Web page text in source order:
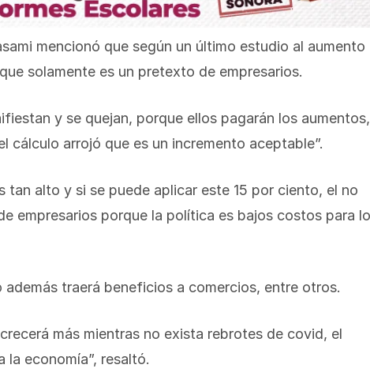
mencionó que según un último estudio al aumento
solamente es un pretexto de empresarios.
y se quejan, porque ellos pagarán los aumentos,
cálculo arrojó que es un incremento aceptable”.
tan alto y si se puede aplicar este 15 por ciento, el no
empresarios porque la política es bajos costos para
traerá beneficios a comercios, entre otros.
más mientras no exista rebrotes de covid, el
la economía”, resaltó.